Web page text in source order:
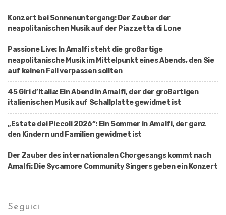
i
o
Konzert bei Sonnenuntergang: Der Zauber der
neapolitanischen Musik auf der Piazzetta di Lone
Passione Live: In Amalfi steht die großartige
neapolitanische Musik im Mittelpunkt eines Abends, den Sie
auf keinen Fall verpassen sollten
45 Giri d’Italia: Ein Abend in Amalfi, der der großartigen
italienischen Musik auf Schallplatte gewidmet ist
„Estate dei Piccoli 2026“: Ein Sommer in Amalfi, der ganz
den Kindern und Familien gewidmet ist
Der Zauber des internationalen Chorgesangs kommt nach
Amalfi: Die Sycamore Community Singers geben ein Konzert
Seguici